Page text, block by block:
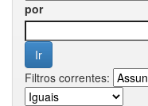
por
Filtros correntes: